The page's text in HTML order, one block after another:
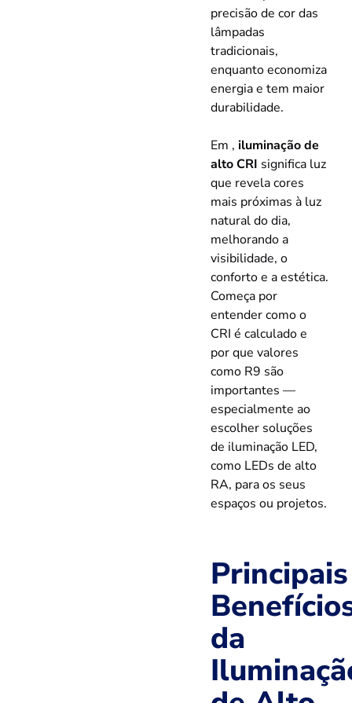
precisão de cor das
lâmpadas
tradicionais,
enquanto economiza
energia e tem maior
durabilidade.
Em , iluminação de
alto CRI significa luz
que revela cores
mais próximas à luz
natural do dia,
melhorando a
visibilidade, o
conforto e a estética.
Começa por
entender como o
CRI é calculado e
por que valores
como R9 são
importantes —
especialmente ao
escolher soluções
de iluminação LED,
como LEDs de alto
RA, para os seus
espaços ou projetos.
Principais
da